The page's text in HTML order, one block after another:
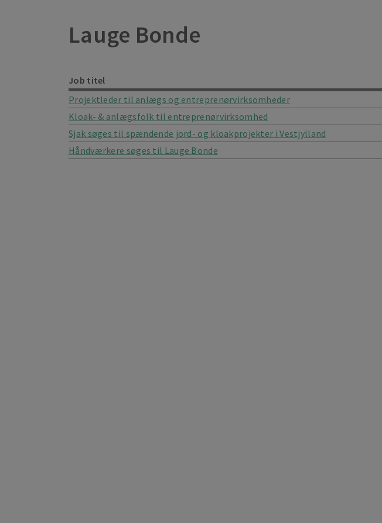
Lauge Bonde
Job titel
Projektleder til anlægs og entreprenørvirksomheder
Kloak- & anlægsfolk til entreprenørvirksomhed
Sjak søges til spændende jord- og kloakprojekter i Vestjylland
Håndværkere søges til Lauge Bonde